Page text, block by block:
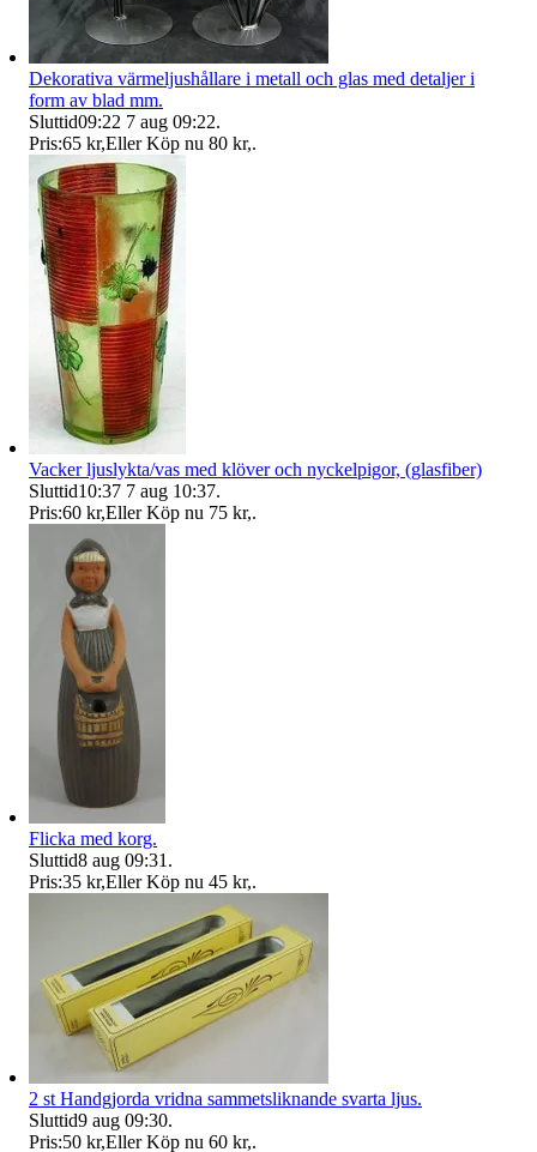
Dekorativa värmeljushållare i metall och glas med detaljer i
form av blad mm.
Sluttid09:22 7 aug 09:22.
Pris:65 kr,Eller Köp nu 80 kr,.
Vacker ljuslykta/vas med klöver och nyckelpigor, (glasfiber)
Sluttid10:37 7 aug 10:37.
Pris:60 kr,Eller Köp nu 75 kr,.
Flicka med korg.
Sluttid8 aug 09:31 .
Pris:35 kr,Eller Köp nu 45 kr,.
2 st Handgjorda vridna sammetsliknande svarta ljus.
Sluttid9 aug 09:30.
Pris:50 kr,Eller Köp nu 60 kr,.